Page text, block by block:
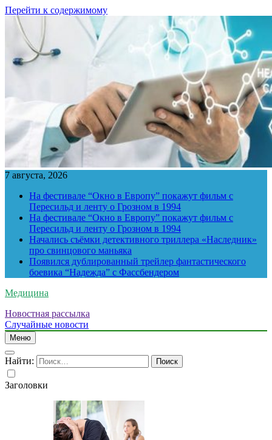
Перейти к содержимому
7 августа, 2026
На фестивале “Окно в Европу” покажут фильм с
Пересильд и ленту о Грозном в 1994
На фестивале “Окно в Европу” покажут фильм с
Пересильд и ленту о Грозном в 1994
Начались съёмки детективного триллера «Наследник»
про свинцового маньяка
Появился дублированный трейлер фантастического
боевика “Надежда” с Фассбендером
Медицина
Новостная рассылка
Случайные новости
Меню
Найти:
Заголовки